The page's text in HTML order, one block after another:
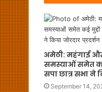
अमेठी: महंगाई
समस्याओं समेत
सपा छात्र सभा ने
September 14,